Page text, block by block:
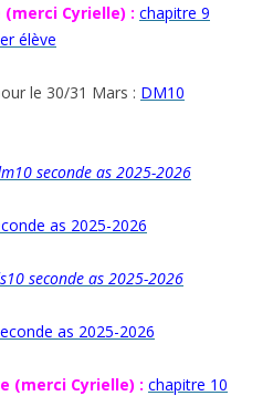
(merci Cyrielle) : chapitre 9
élève
le 30/31 Mars : DM10
seconde as 2025-2026
as 2025-2026
seconde as 2025-2026
as 2025-2026
(merci Cyrielle) : chapitre 10